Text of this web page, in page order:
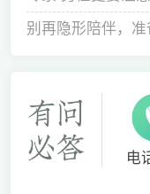
间
别再隐形陪伴，准
电